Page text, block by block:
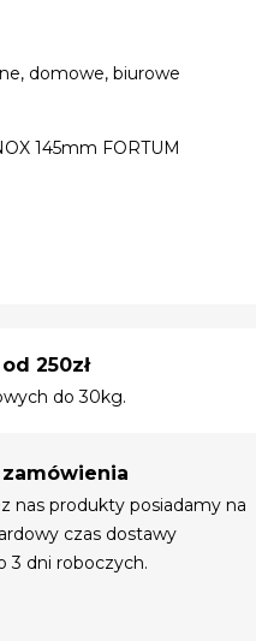
domowe, biurowe
145mm FORTUM
250zł
do 30kg.
nas produkty posiadamy na
czas dostawy
3 dni roboczych.